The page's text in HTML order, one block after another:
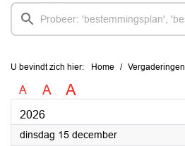
U bevindt zich hier: Home Vergaderingen
A A A
2026
dinsdag 15 december2026